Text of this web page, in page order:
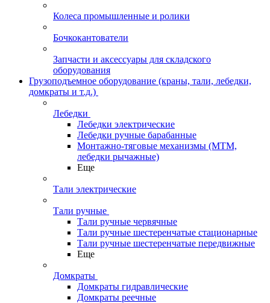
Колеса промышленные и ролики
Бочкокантователи
Запчасти и аксессуары для складского
оборудования
Грузоподъемное оборудование (краны, тали, лебедки,
домкраты и т.д.)
Лебедки
Лебедки электрические
Лебедки ручные барабанные
Монтажно-тяговые механизмы (МТМ,
лебедки рычажные)
Еще
Тали электрические
Тали ручные
Тали ручные червячные
Тали ручные шестеренчатые стационарные
Тали ручные шестеренчатые передвижные
Еще
Домкраты
Домкраты гидравлические
Домкраты реечные